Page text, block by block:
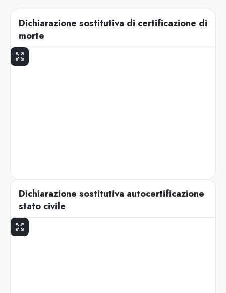
Dichiarazione sostitutiva di certificazione di
morte
Dichiarazione sostitutiva autocertificazione
stato civile